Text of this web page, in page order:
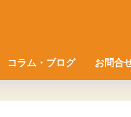
コラム・ブログ お問合